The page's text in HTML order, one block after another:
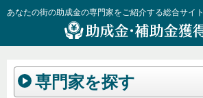
あなたの街の助成金の専門家をご紹介する総合サイト
専門家を探す